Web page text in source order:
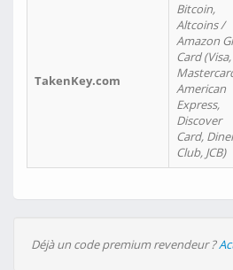
TakenKey.com
Bitcoin,
Altcoins /
Amazon
Card (Visa,
American
Express,
Discover
Card,
Club, JCB)
Déjà un code premium revendeur ?